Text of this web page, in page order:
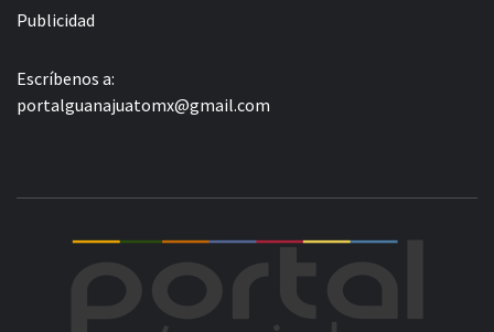
Publicidad
Escríbenos a:
portalguanajuatomx@gmail.com